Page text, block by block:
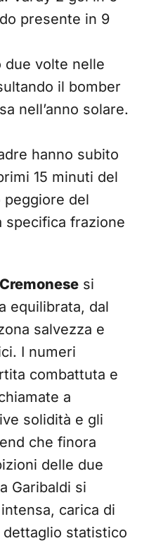
presente in 9
due volte nelle
il bomber
nell’anno solare.
hanno subito
15 minuti del
peggiore del
specifica frazione
si
equilibrata, dal
salvezza e
I numeri
combattuta e
a
solidità e gli
che finora
delle due
Garibaldi si
carica di
statistico